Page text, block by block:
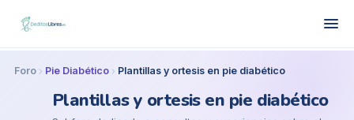
Foro Pie Diabético Plantillas y ortesis en pie diabético
Plantillas y ortesis en pie diabético